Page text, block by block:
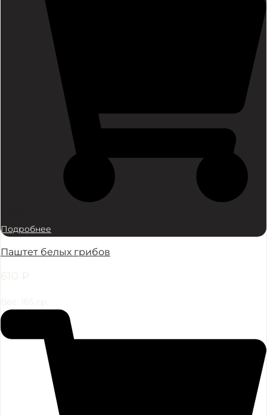
Подробнее
Паштет белых грибов
610 ₽
Вес: 165 гр.